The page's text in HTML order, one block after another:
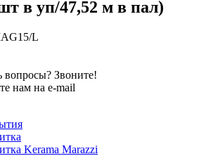
в уп/47,52 м в пал)
L
вопросы? Звоните!
нам на e-mail
Kerama Marazzi